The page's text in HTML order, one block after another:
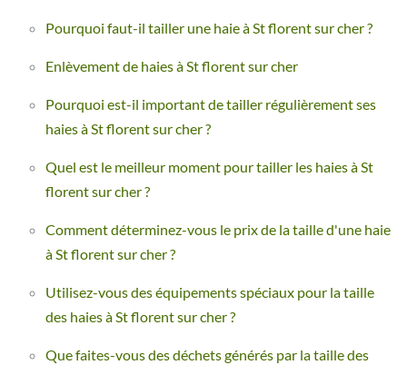
Pourquoi faut-il tailler une haie à St florent sur cher ?
Enlèvement de haies à St florent sur cher
Pourquoi est-il important de tailler régulièrement ses
haies à St florent sur cher ?
Quel est le meilleur moment pour tailler les haies à St
florent sur cher ?
Comment déterminez-vous le prix de la taille d'une haie
à St florent sur cher ?
Utilisez-vous des équipements spéciaux pour la taille
des haies à St florent sur cher ?
Que faites-vous des déchets générés par la taille des